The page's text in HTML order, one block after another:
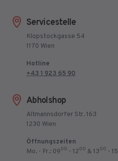
Servicestelle
Klopstockgasse 54
1170 Wien
Hotline
+43 1 923 65 90
Abholshop
Altmannsdorfer Str. 163
1230 Wien
Öffnungszeiten
Mo. - Fr.: 0900 - 1200 & 1300 - 15